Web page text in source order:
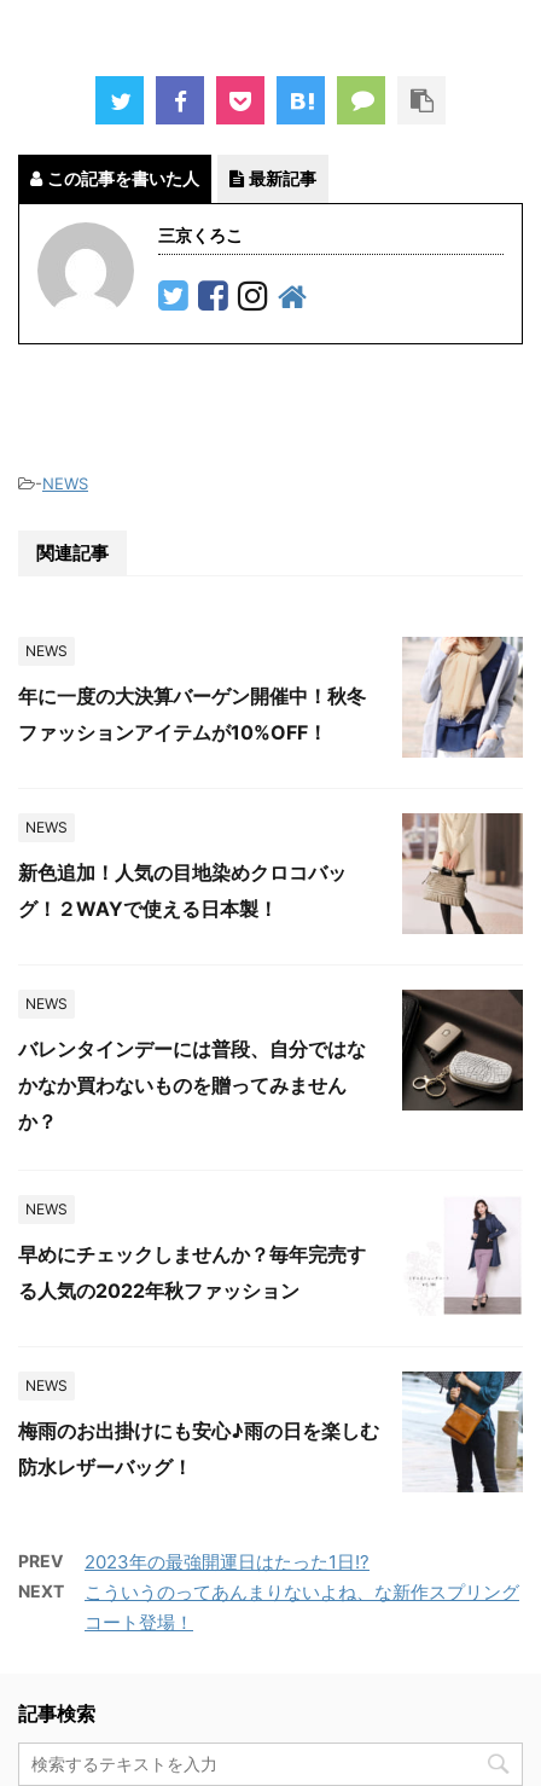
この記事を書いた人 最新記事
三京くろこ
-NEWS
関連記事
NEWS
年に一度の大決算バーゲン開催中！秋冬
ファッションアイテムが10%OFF！
NEWS
新色追加！人気の目地染めクロコバッ
グ！２WAYで使える日本製！
NEWS
バレンタインデーには普段、自分ではな
かなか買わないものを贈ってみません
か？
NEWS
早めにチェックしませんか？毎年完売す
る人気の2022年秋ファッション
NEWS
梅雨のお出掛けにも安心♪雨の日を楽しむ
防水レザーバッグ！
PREV 2023年の最強開運日はたった1日!?
NEXT
こういうのってあんまりないよね、な新作スプリング
コート登場！
記事検索